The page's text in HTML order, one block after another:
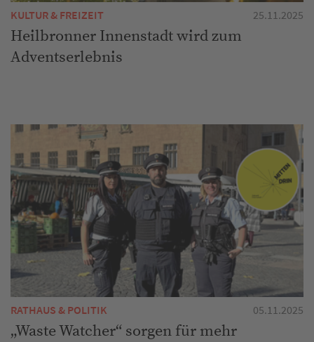
KULTUR & FREIZEIT 25.11.2025
Heilbronner Innenstadt wird zum
Adventserlebnis
RATHAUS & POLITIK 05.11.2025
„Waste Watcher“ sorgen für mehr